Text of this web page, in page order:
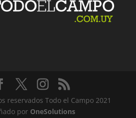
reservados Todo el Campo 2021
por OneSolutions